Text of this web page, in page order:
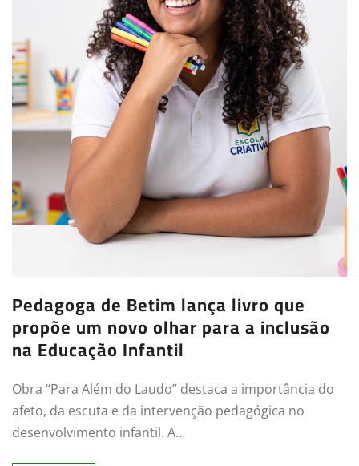
Pedagoga de Betim lança livro que
propõe um novo olhar para a inclusão
na Educação Infantil
Obra “Para Além do Laudo” destaca a importância do
afeto, da escuta e da intervenção pedagógica no
desenvolvimento infantil. A…